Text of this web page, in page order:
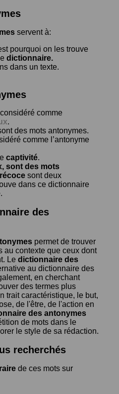
servent à:
pourquoi on les trouve
dictionnaire.
dans un texte.
comme
.
des mots antonymes.
comme l’antonyme
captivité.
, sont des mots
sont deux
dans ce dictionnaire
des
permet de trouver
au contexte que ceux dont
Le dictionnaire des
au dictionnaire des
en cherchant
des termes plus
trait caractéristique, le but,
de l'être, de l'action en
des antonymes
de mots dans le
le style de sa rédaction.
recherchés
de ces mots sur